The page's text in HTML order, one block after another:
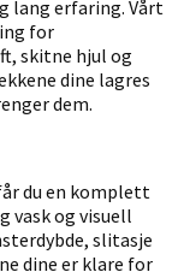
lang erfaring. Vårt
for
skitne hjul og
dine lagres
dem.
du en komplett
vask og visuell
slitasje
dine er klare for